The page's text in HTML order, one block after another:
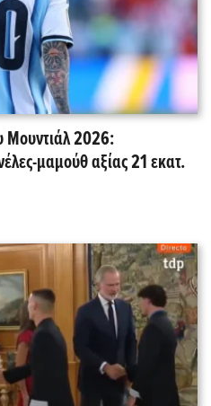
Μουντιάλ 2026:
μαμούθ αξίας 21 εκατ.